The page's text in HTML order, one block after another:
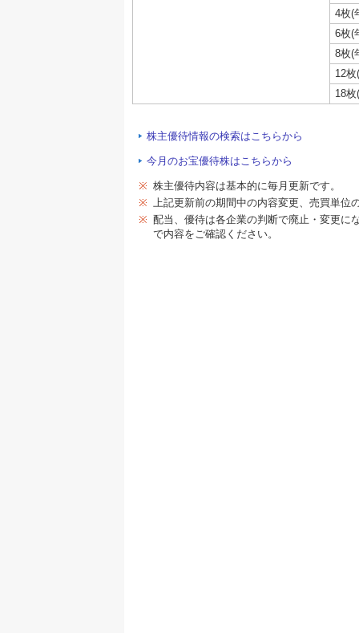
4枚(
6枚(
8枚(
12
18
株主優待情報の検索はこちらから
今月のお宝優待株はこちらから
※ 株主優待内容は基本的に毎月更新です。
※ 上記更新前の期間中の内容変更、売買単位
※ 配当、優待は各企業の判断で廃止・変更に
で内容をご確認ください。